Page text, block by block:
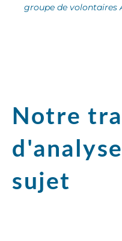
groupe de volontaires
Notre
sujet